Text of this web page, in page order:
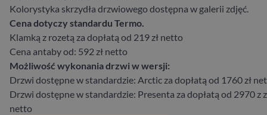
Kolorystyka skrzydła drzwiowego dostępna w galerii zdjęć.
Cena dotyczy standardu Termo.
Klamką z rozetą za dopłatą od 219 zł netto
Cena antaby od: 592 zł netto
Możliwość wykonania drzwi w wersji:
Drzwi dostępne w standardzie: Arctic za dopłatą od 1760 zł
Drzwi dostępne w standardzie: Presenta za dopłatą od 2970 z
netto